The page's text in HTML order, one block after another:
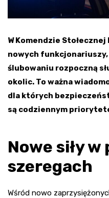
W Komendzie
nowych
ślubowaniu rozpoczną
okolic. To ważna
dla których
są codziennym
Nowe siły
szeregach
Wśród nowo